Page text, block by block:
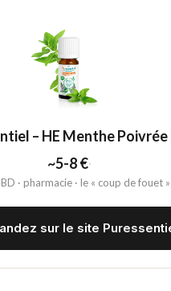
– HE Menthe Poivrée
~5-8 €·
· pharmacie · le « coup de fouet
sur le site